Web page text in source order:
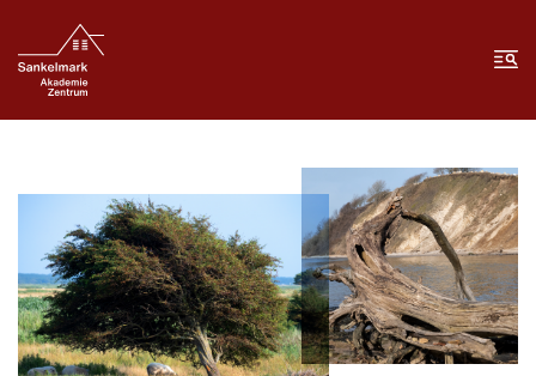
Zum Inhalt springen
Zur Fußzeile springen